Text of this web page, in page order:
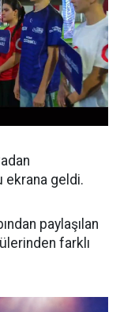
ekrana geldi.
paylaşılan
farklı